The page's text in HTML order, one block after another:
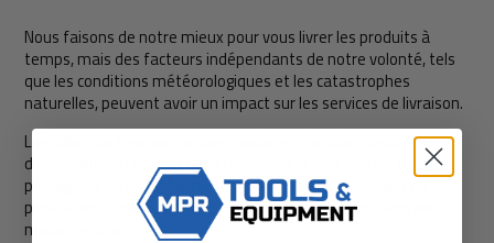
Nous faisons de notre mieux pour vous livrer les produits à
temps, mais des facteurs indépendants de notre volonté, tels
que les conditions météorologiques et les catastrophes
naturelles, peuvent avoir un impact sur les services de livraison.
Les délais de livraison peuvent varier en fonction de la
disponibilité du produit dans l'entrepôt le plus proche. Nous
privilégions toujours l'entrepôt le plus proche disposant du
produit en stock afin de vous garantir une livraison dans les
meilleurs délais.